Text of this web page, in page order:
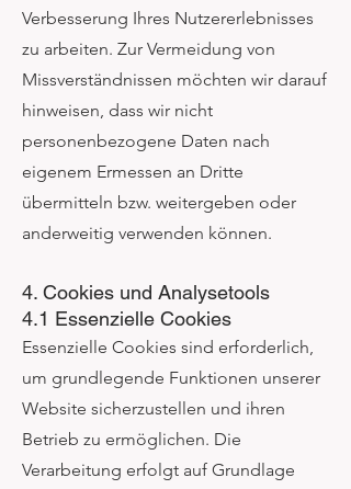
Verbesserung Ihres Nutzererlebnisses
zu arbeiten. Zur Vermeidung von
Missverständnissen möchten wir darauf
hinweisen, dass wir nicht
personenbezogene Daten nach
eigenem Ermessen an Dritte
übermitteln bzw. weitergeben oder
anderweitig verwenden können.
4. Cookies und Analysetools
4.1 Essenzielle Cookies
Essenzielle Cookies sind erforderlich,
um grundlegende Funktionen unserer
Website sicherzustellen und ihren
Betrieb zu ermöglichen. Die
Verarbeitung erfolgt auf Grundlage